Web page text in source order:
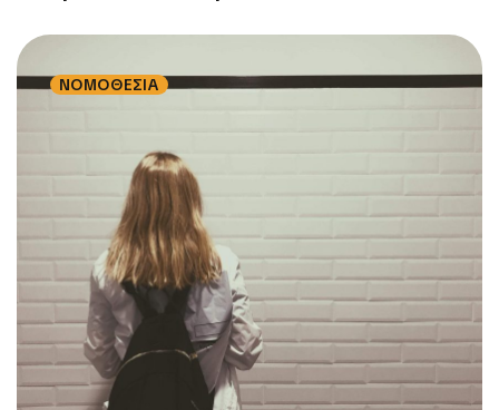
ΝΟΜΟΘΕΣΙΑ